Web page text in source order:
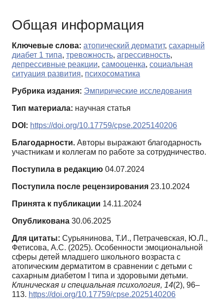
Общая информация
Ключевые слова: атопический дерматит, сахарный
диабет 1 типа, тревожность, агрессивность,
депрессивные реакции, самооценка, социальная
ситуация развития, психосоматика
Рубрика издания: Эмпирические исследования
Тип материала: научная статья
DOI: https://doi.org/10.17759/cpse.2025140206
Благодарности. Авторы выражают благодарность
участникам и коллегам по работе за сотрудничество.
Поступила в редакцию 04.07.2024
Поступила после рецензирования 23.10.2024
Принята к публикации 14.11.2024
Опубликована 30.06.2025
Для цитаты: Сурьянинова, Т.И., Петрачевская, Ю.Л.,
Фетисова, А.С. (2025). Особенности эмоциональной
сферы детей младшего школьного возраста с
атопическим дерматитом в сравнении с детьми с
сахарным диабетом I типа и здоровыми детьми.
Клиническая и специальная психология, 14(2), 96–
113. https://doi.org/10.17759/cpse.2025140206